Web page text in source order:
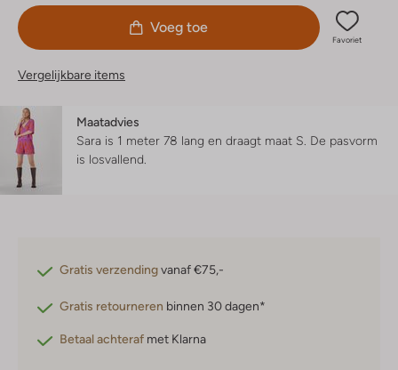
Voeg toe
Favoriet
Vergelijkbare items
Maatadvies
Sara is 1 meter 78 lang en draagt maat S. De pasvorm
is losvallend
Gratis verzendingvanaf €75,-
Gratis retourneren binnen 30 dagen*
Betaal achteraf met Klarna